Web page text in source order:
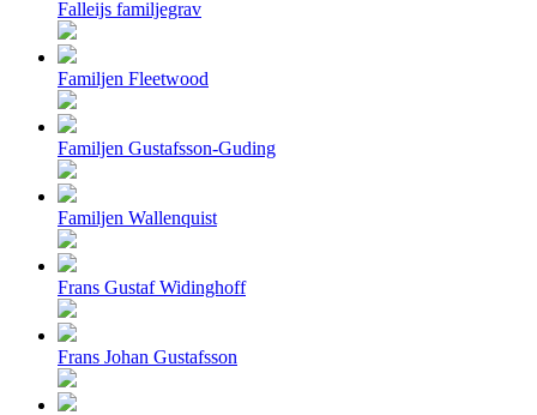
Falleijs familjegrav
Familjen Fleetwood
Familjen Gustafsson-Guding
Familjen Wallenquist
Frans Gustaf Widinghoff
Frans Johan Gustafsson